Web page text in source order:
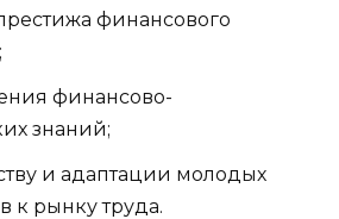
финансового
финансово-
знаний;
и адаптации молодых
к рынку труда.